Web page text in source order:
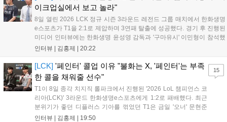
이크업실에서 보고 놀라"
8일 열린 2026 LCK 정규 시즌 3라운드 레전드 그룹 매치에서 한화생명
e스포츠가 T1을 2:1로 제압하며 3연패 탈출에 성공했다. 경기 후 진행된
미디어 인터뷰에는 한화생명 윤성영 감독과 '구마유시' 이민형이 참석했
다. 먼저 승리 소감에 대해 윤성영 감독은 "오랜만에 승리해 기분이 좋고,
인터뷰 | 김홍제 | 20:22
[LCK] '페인터' 콜업 이유 "불화는 X, '페인터'는 부족
한 콜을 채워줄 선수"
T1이 8일 종각 치지직 롤파크에서 진행된 '2026 LoL 챔피언스 코
리아(LCK)' 3라운드 한화생명e스포츠에게 1:2로 패배했다. 최근
분위기가 좋던 디플러스 기아를 꺾었던 T1은 금일 '오너' 문현준
을 빼고 신예 '페인터' 김은후를 투입시키는 강수를 뒀으나 결국
인터뷰 | 김홍제 | 19:50
15